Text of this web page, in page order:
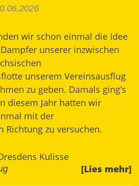
wir schon einmal die Idee
unserer inzwischen
unserem Vereinsausflug
zu geben. Damals ging’s
diesem Jahr hatten wir
mit der
Richtung zu versuchen.
[Lies mehr]